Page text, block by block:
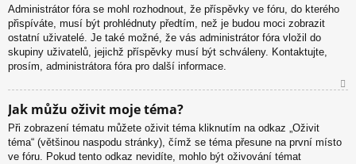
or
Administrátor fóra se mohl rozhodnout, že příspěvky ve fóru, do kterého
přispíváte, musí být prohlédnuty předtím, než je budou moci zobrazit
ostatní uživatelé. Je také možné, že vás administrátor fóra vložil do
skupiny uživatelů, jejichž příspěvky musí být schváleny. Kontaktujte,
prosím, administrátora fóra pro další informace.
u
Jak můžu oživit moje téma?
Při zobrazení tématu můžete oživit téma kliknutím na odkaz „Oživit
téma“ (většinou naspodu stránky), čímž se téma přesune na první místo
ve fóru. Pokud tento odkaz nevidíte, mohlo být oživování témat